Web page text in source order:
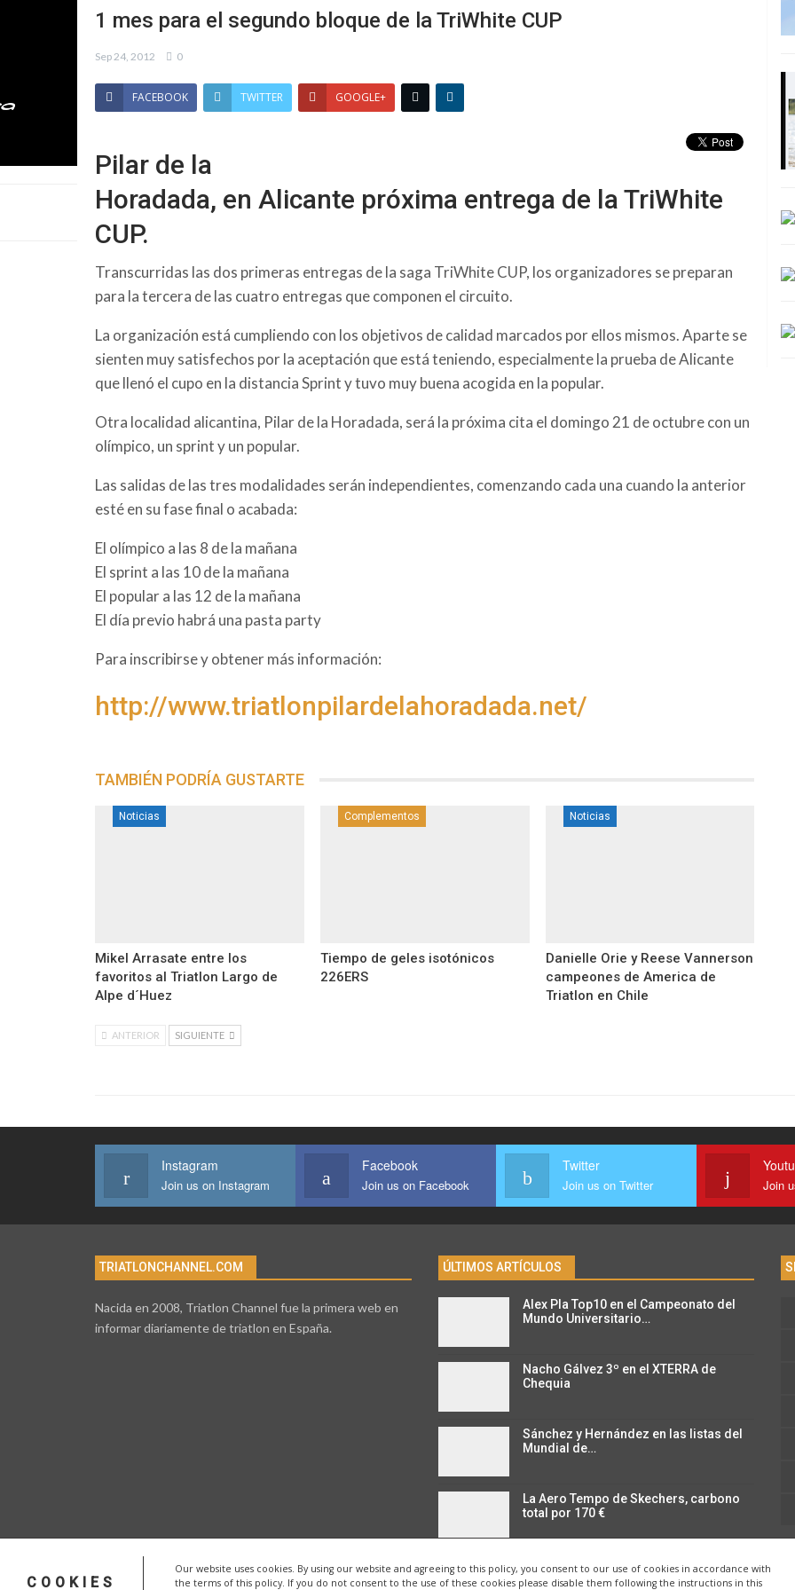
COOKIES
Our website uses cookies. By using our website and agreeing to this policy, you consent to our use of cookies in accordance with
the terms of this policy. If you do not consent to the use of these cookies please disable them following the instructions in this
1 mes para el segundo bloque de la TriWhite CUP
Sep 24, 2012 0
FACEBOOK TWITTER GOOGLE+
Pilar de la
Horadada, en Alicante próxima entrega de la TriWhite
CUP.
Transcurridas las dos primeras entregas de la saga TriWhite CUP, los organizadores se preparan
para la tercera de las cuatro entregas que componen el circuito.
La organización está cumpliendo con los objetivos de calidad marcados por ellos mismos. Aparte se
sienten muy satisfechos por la aceptación que está teniendo, especialmente la prueba de Alicante
que llenó el cupo en la distancia Sprint y tuvo muy buena acogida en la popular.
Otra localidad alicantina, Pilar de la Horadada, será la próxima cita el domingo 21 de octubre con un
olímpico, un sprint y un popular.
Las salidas de las tres modalidades serán independientes, comenzando cada una cuando la anterior
esté en su fase final o acabada:
El olímpico a las 8 de la mañana
El sprint a las 10 de la mañana
El popular a las 12 de la mañana
El día previo habrá una pasta party
Para inscribirse y obtener más información:
http://www.triatlonpilardelahoradada.net/
TAMBIÉN PODRÍA GUSTARTE
Noticias
Mikel Arrasate entre los
favoritos al Triatlon Largo de
Alpe d´Huez
Complementos
Tiempo de geles isotónicos
226ERS
Noticias
Danielle Orie y Reese Vannerson
campeones de America de
Triatlon en Chile
ANTERIOR SIGUIENTE
Instagram
Join us on Instagram
Facebook
Join us on Facebook
Twitter
Join us on Twitter Join
TRIATLONCHANNEL.COM
Nacida en 2008, Triatlon Channel fue la primera web en
informar diariamente de triatlon en España.
ÚLTIMOS ARTÍCULOS
Alex Pla Top10 en el Campeonato del
Mundo Universitario…
Nacho Gálvez 3º en el XTERRA de
Chequia
Sánchez y Hernández en las listas del
Mundial de…
La Aero Tempo de Skechers, carbono
total por 170 €